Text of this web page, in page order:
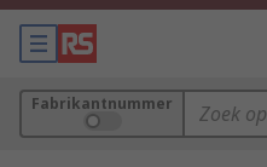
Fabrikantnummer